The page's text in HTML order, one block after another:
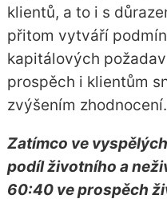
klientů, a to i s
přitom vytváří
kapitálových
prospěch i klientům
zvýšením zhodnocení.
Zatímco ve
podíl životního a
60:40 ve prospěch